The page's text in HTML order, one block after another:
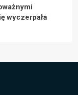
wyczerpała